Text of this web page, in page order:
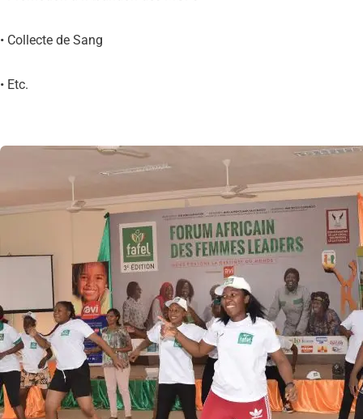
• Collecte de Sang
• Etc.